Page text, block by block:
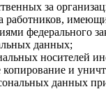
за
работников,
федерального
данных;
носителей
и
данных